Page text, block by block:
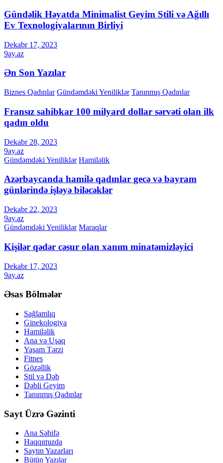
Gündəlik Həyatda Minimalist Geyim Stili və Ağıllı
Ev Texnologiyalarının Birliyi
Dekabr 17, 2023
9ay.az
Ən Son Yazılar
Biznes Qadınlar Gündəmdəki Yeniliklər Tanınmış Qadınlar
Fransız sahibkar 100 milyard dollar sərvəti olan ilk
qadın oldu
Dekabr 28, 2023
9ay.az
Gündəmdəki Yeniliklər Hamiləlik
Azərbaycanda hamilə qadınlar gecə və bayram
günlərində işləyə biləcəklər
Dekabr 22, 2023
9ay.az
Gündəmdəki Yeniliklər Maraqlar
Kişilər qədər cəsur olan xanım minatəmizləyici
Dekabr 17, 2023
9ay.az
Əsas Bölmələr
Sağlamlıq
Ginekologiya
Hamiləlik
Ana və Uşaq
Yaşam Tərzi
Fitnes
Gözəllik
Stil və Dəb
Dəbli Geyim
Tanınmış Qadınlar
Sayt Üzrə Gəzinti
Ana Səhifə
Haqqımızda
Saytın Yazarları
Bütün Yazılar